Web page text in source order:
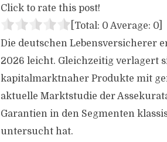
Click to rate this post!
[Total: 0 Average: 0
Die deutschen Lebensversicherer
2026 leicht. Gleichzeitig verlagert
kapitalmarktnaher Produkte mit
aktuelle Marktstudie der
Garantien in den Segmenten
untersucht hat.